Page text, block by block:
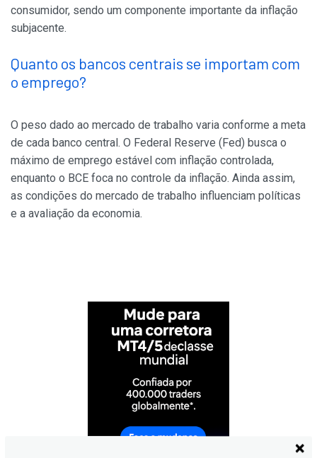
consumidor, sendo um componente importante da inflação
subjacente.
Quanto os bancos centrais se importam com
o emprego?
O peso dado ao mercado de trabalho varia conforme a meta
de cada banco central. O Federal Reserve (Fed) busca o
máximo de emprego estável com inflação controlada,
enquanto o BCE foca no controle da inflação. Ainda assim,
as condições do mercado de trabalho influenciam políticas
e a avaliação da economia.